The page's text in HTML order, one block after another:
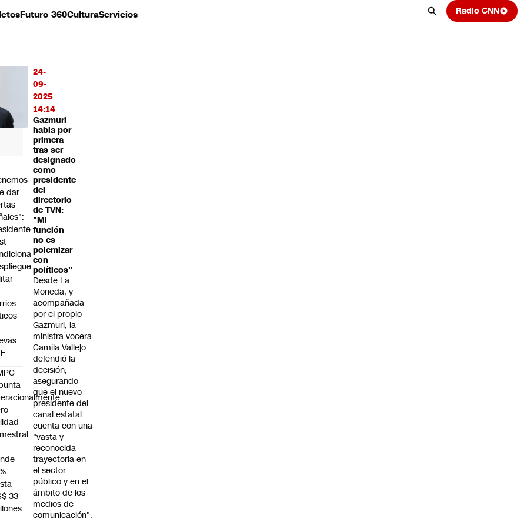
Futuro 360CulturaServicios Radio CNN
24-
09-
2025
14:14
Gazmuri
habla por
primera
tras ser
designado
como
presidente
del
directorio
de TVN:
"Mi
función
no es
polemizar
con
políticos"
Desde La
Moneda, y
acompañada
por el propio
Gazmuri, la
ministra vocera
Camila Vallejo
defendió la
decisión,
asegurando
que el nuevo
presidente del
canal estatal
cuenta con una
"vasta y
reconocida
trayectoria en
el sector
público y en el
ámbito de los
medios de
comunicación".
dar
33